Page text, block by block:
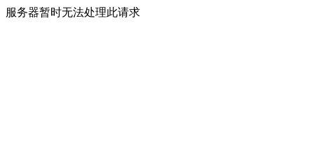
服务器暂时无法处理此请求